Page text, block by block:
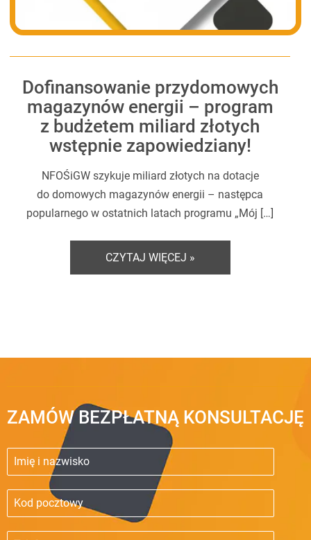
Dofinansowanie przydomowych
magazynów energii – program
z budżetem miliard złotych
wstępnie zapowiedziany!
NFOŚiGW szykuje miliard złotych na dotacje
do domowych magazynów energii – następca
popularnego w ostatnich latach programu „Mój […]
CZYTAJ WIĘCEJ »
ZAMÓW BEZPŁATNĄ KONSULTACJĘ